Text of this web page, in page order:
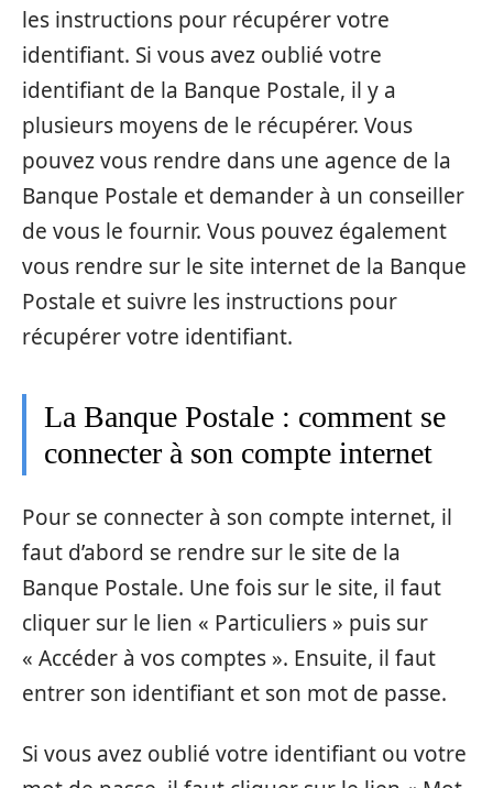
les instructions pour récupérer votre
identifiant. Si vous avez oublié votre
identifiant de la Banque Postale, il y a
plusieurs moyens de le récupérer. Vous
pouvez vous rendre dans une agence de la
Banque Postale et demander à un conseiller
de vous le fournir. Vous pouvez également
vous rendre sur le site internet de la Banque
Postale et suivre les instructions pour
récupérer votre identifiant.
La Banque Postale : comment se
connecter à son compte internet
Pour se connecter à son compte internet, il
faut d’abord se rendre sur le site de la
Banque Postale. Une fois sur le site, il faut
cliquer sur le lien « Particuliers » puis sur
« Accéder à vos comptes ». Ensuite, il faut
entrer son identifiant et son mot de passe.
Si vous avez oublié votre identifiant ou votre